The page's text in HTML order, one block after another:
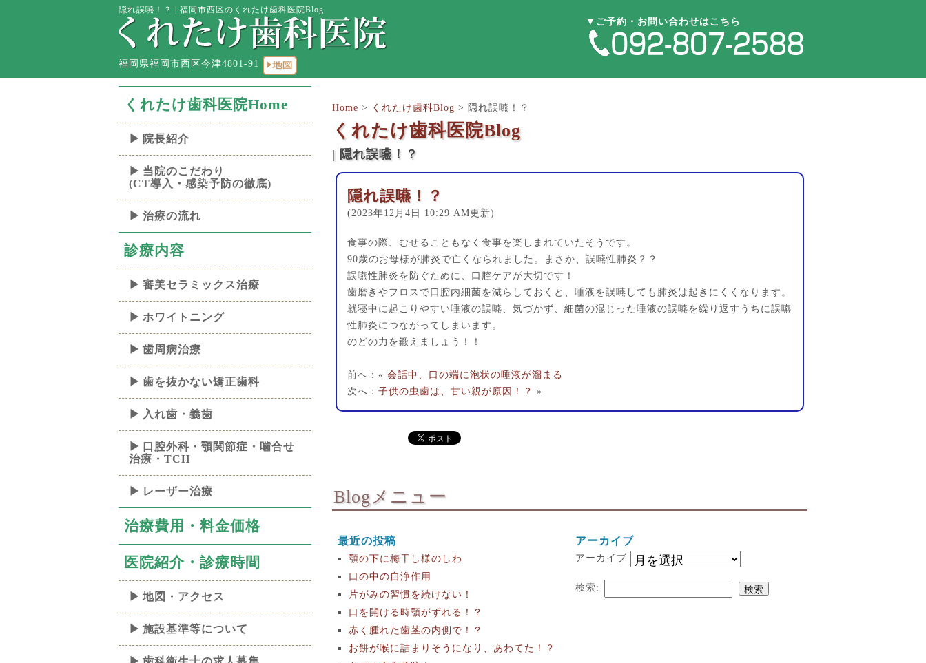
隠れ誤嚥！？ | 福岡市西区のくれたけ歯科医院Blog
福岡県福岡市西区今津4801-91
▼ご予約・お問い合わせはこちら
くれたけ歯科医院Home
院長紹介
当院のこだわり
(CT導入・感染予防の徹底)
治療の流れ
診療内容
審美セラミックス治療
ホワイトニング
歯周病治療
歯を抜かない矯正歯科
入れ歯・義歯
口腔外科・顎関節症・噛合せ
治療・TCH
レーザー治療
治療費用・料金価格
医院紹介・診療時間
地図・アクセス
施設基準等について
Home > くれたけ歯科Blog > 隠れ誤嚥！？
くれたけ歯科医院Blog
| 隠れ誤嚥！？
隠れ誤嚥！？
(2023年12月4日 10:29 AM更新)
食事の際、むせることもなく食事を楽しまれていたそうです。
90歳のお母様が肺炎で亡くなられました。まさか、誤嚥性肺炎？？
誤嚥性肺炎を防ぐために、口腔ケアが大切です！
歯磨きやフロスで口腔内細菌を減らしておくと、唾液を誤嚥しても肺炎は起きにくくなります。
就寝中に起こりやすい唾液の誤嚥、気づかず、細菌の混じった唾液の誤嚥を繰り返すうちに誤嚥
性肺炎につながってしまいます。
のどの力を鍛えましょう！！
前へ：« 会話中、口の端に泡状の唾液が溜まる
次へ： 子供の虫歯は、甘い親が原因！？ »
Blogメニュー
最近の投稿
顎の下に梅干し様のしわ
口の中の自浄作用
片がみの習慣を続けない！
口を開ける時顎がずれる！？
赤く腫れた歯茎の内側で！？
お餅が喉に詰まりそうになり、あわてた！？
アーカイブ
アーカイブ
検索: